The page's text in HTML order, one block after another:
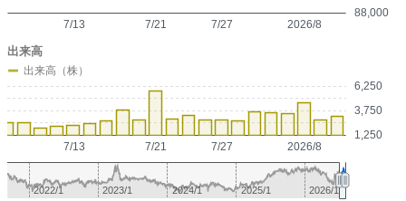
88,000
2026/8
7/13 7/21 7/27
1,250
3,750
6,250
2026/8
7/13 7/21 7/27
出来高
出来高（株）
2023/1 2025/1
2022/1 2024/1 2026/1